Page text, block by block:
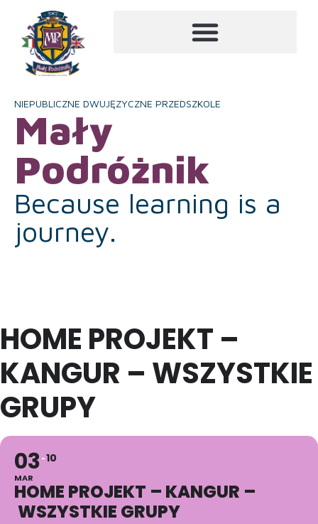
NIEPUBLICZNE DWUJĘZYCZNE PRZEDSZKOLE
Mały
Podróżnik
Because learning is a
journey.
HOME PROJEKT –
KANGUR – WSZYSTKIE
GRUPY
03
MAR
10
HOME PROJEKT – KANGUR –
WSZYSTKIE GRUPY